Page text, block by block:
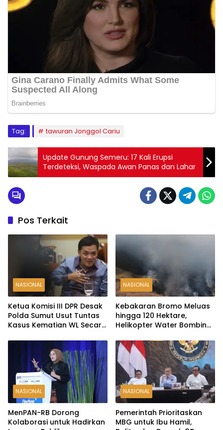
Tag: tawuran Jonggol Cariu
Update Gunung Semeru: 17 Kali Erupsi
Terdeteksi, Waspada Awan Panas dan Lahar
Pos Terkait
NASIONAL
Ketua Komisi III DPR Desak
Polda Sumut Usut Tuntas
Kasus Kematian WL Secara
NASIONAL
Kebakaran Bromo Meluas
hingga 120 Hektare,
Helikopter Water Bombing
NASIONAL
MenPAN-RB Dorong
Kolaborasi untuk Hadirkan
NASIONAL
Pemerintah Prioritaskan
MBG untuk Ibu Hamil,